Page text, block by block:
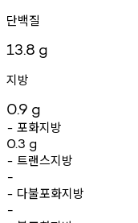
단백질
13.8 g
지방
0.9 g
- 포화지방
0.3 g
- 트랜스지방
-
- 다불포화지방
-